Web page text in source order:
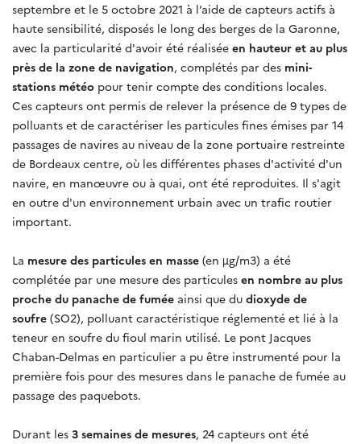
septembre et le 5 octobre 2021 à l’aide de capteurs actifs à
haute sensibilité, disposés le long des berges de la Garonne,
avec la particularité d'avoir été réalisée en hauteur et au plus
près de la zone de navigation, complétés par des mini-
stations météo pour tenir compte des conditions locales.
Ces capteurs ont permis de relever la présence de 9 types de
polluants et de caractériser les particules fines émises par 14
passages de navires au niveau de la zone portuaire restreinte
de Bordeaux centre, où les différentes phases d'activité d'un
navire, en manœuvre ou à quai, ont été reproduites. Il s'agit
en outre d'un environnement urbain avec un trafic routier
important.
La mesure des particules en masse (en µg/m3) a été
complétée par une mesure des particules en nombre au plus
proche du panache de fumée ainsi que du dioxyde de
soufre (SO2), polluant caractéristique réglementé et lié à la
teneur en soufre du fioul marin utilisé. Le pont Jacques
Chaban-Delmas en particulier a pu être instrumenté pour la
première fois pour des mesures dans le panache de fumée au
passage des paquebots.
Durant les 3 semaines de mesures, 24 capteurs ont été